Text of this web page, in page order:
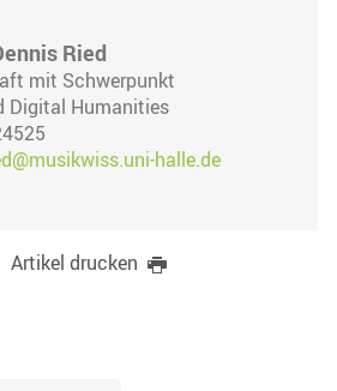
Ried
mit Schwerpunkt
Digital Humanities
halle.de
Artikel drucken